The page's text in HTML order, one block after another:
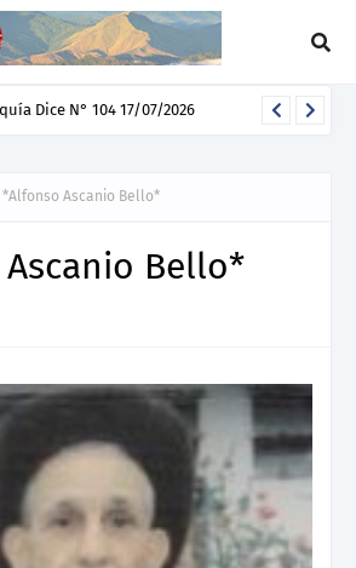
Dice N° 104 17/07/2026
*Alfonso Ascanio Bello*
Bello*